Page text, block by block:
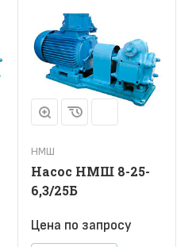
НМШ
Насос НМШ 8-25-
6,3/25Б
Цена по запросу